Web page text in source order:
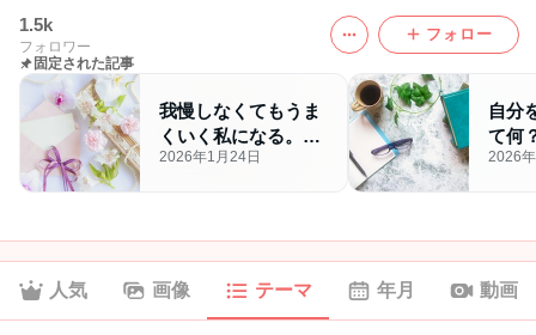
1.5k
フォロワー
フォロー
固定された記事
我慢しなくてもうま
くいく私になる。7
日間無料メール講座
2026年1月24日
自分
て何
人の
2026
人気 画像 テーマ 年月 動画